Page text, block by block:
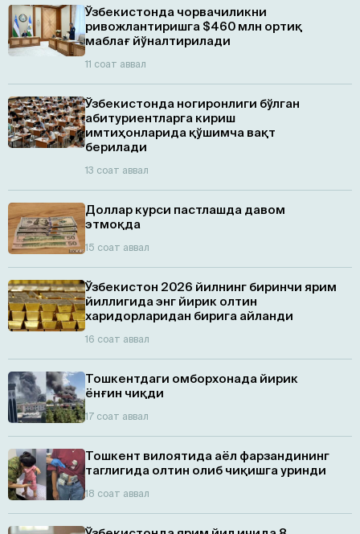
Ўзбекистонда чорвачиликни
ривожлантиришга $460 млн ортиқ
маблағ йўналтирилади
11 соат аввал
Ўзбекистонда ногиронлиги бўлган
абитуриентларга кириш
имтиҳонларида қўшимча вақт
берилади
13 соат аввал
Доллар курси пастлашда давом
этмоқда
15 соат аввал
Ўзбекистон 2026 йилнинг биринчи ярим
йиллигида энг йирик олтин
харидорларидан бирига айланди
16 соат аввал
Тошкентдаги омборхонада йирик
ёнғин чиқди
17 соат аввал
Тошкент вилоятида аёл фарзандининг
таглигида олтин олиб чиқишга уринди
18 соат аввал